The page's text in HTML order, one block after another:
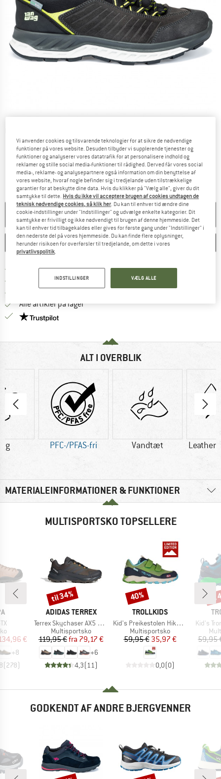
PRODUKTET KAN IKKE LÆNGERE LEVERES
HUSKE SAMMENLIGNE
Portofri fra 69 € (DK)Find oplysninger om forsendelse her!
100 dages returretGå til returretten her Åbnes i en infoboks
Alle artikler på lager
Vi er Trustpilot-certificeret - oplysningerne får du
ALT I OVERBLIK
g PFC-/PFAS-fri Vandtæt
MATERIALEINFORMATIONER & FUNKTIONER
MULTISPORTSKO TOPSELLERE
pris
€
+8
(278)
MÆRKE
ADIDAS TERREX
Artikel
Terrex Skychaser AX5 GORE-TEX
Produktgruppe
Multisportsko
Pris
119,95 € Nedsat pris
fra 79,17 €
+6
4,3(11 )
Rabat
til 34%
MÆRKE
TROLLKIDS
Artikel
Kid's Preikestolen Hiker Exclusive
Produktgruppe
Multisportsko
Pris
59,95 €Nedsat pris
35,97 €
0,0(0)
Rabat
40%
Artikel
Kid's
59,95
GODKENDT AF ANDRE BJERGVENNER
Vi anvender cookies og tilsvarende teknologier for at sikre de nødvendige
funktioner på vores website. Desuden tilbyder vi supplerende tjenester og
funktioner og analyserer vores datatrafik for at personalisere indhold og
reklamer og stille social media-funktioner til rådighed. Derved får vores social
media-, reklame- og analysepartnere også information om din benyttelse af
vores website, hvoraf nogle befinder sig i tredjelande uden tilstrækkelige
garantier for at beskytte dine data. Hvis du klikker på "Vælg alle", giver du dit
samtykke til dette. Hvis du ikke vil acceptere brugen af cookies undtagen de
teknisk nødvendige cookies, så klik her . Du kan til enhver tid ændre dine
cookie-indstillinger under "Indstillinger" og udvælge enkelte kategorier. Dit
samtykke er frivilligt og ikke nødvendigt til brugen af denne hjemmeside. Det
kan til enhver tid tilbagekaldes eller gives for første gang under "Indstillinger" i
den nederste del på vores hjemmeside. Du kan finde flere oplysninger,
herunder risikoen for overførsler til tredjelande, om dette i vores
privatlivspolitik
INDSTILLINGER VÆLG ALLE